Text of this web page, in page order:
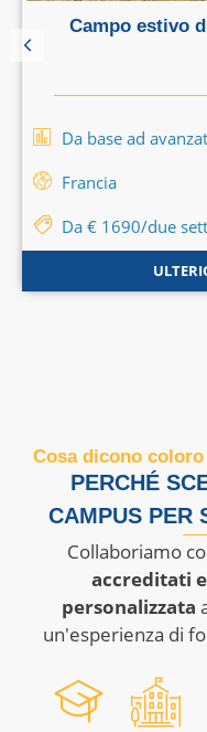
Campo estivo
Da base ad
Francia
Da € 1690/due
Cosa dicono
PERCHÉ
CAMPUS PER
Collaboriamo
accreditati
personalizzata
un'esperienza di